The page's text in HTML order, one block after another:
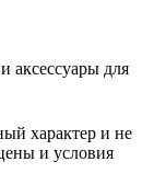
аксессуары для
характер и не
и условия